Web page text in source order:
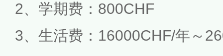
2、学期费：800CHF
3、生活费：16000CHF/年～